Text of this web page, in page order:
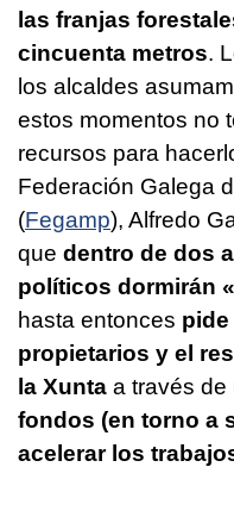
las franjas
cincuenta metros.
los alcaldes
estos momentos no
recursos para
Federación Galega
(Fegamp), Alfredo
que dentro de dos
políticos dormirán
hasta entonces
propietarios y el
la Xunta a través de
fondos (en torno a
acelerar los